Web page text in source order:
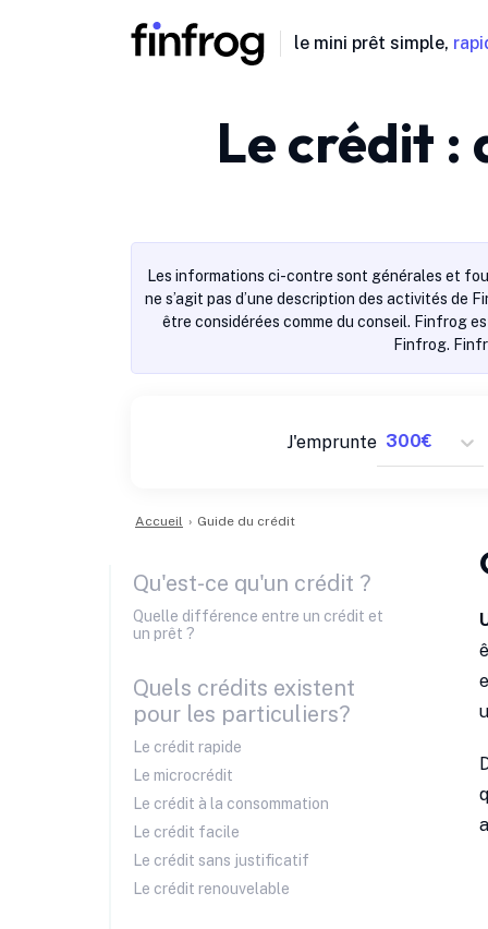
le mini prêt simple,
Le crédit :
Les informations ci-contre sont générales et
ne s’agit pas d’une description des activités de
être considérées comme du conseil. Finfrog
Finfrog.
J'emprunte
Accueil › Guide du crédit
Qu'est-ce qu'un crédit ?
Quelle différence entre un crédit et
un prêt ?
Quels crédits existent
pour les particuliers?
Le crédit rapide
Le microcrédit
Le crédit à la consommation
Le crédit facile
Le crédit sans justificatif
Le crédit renouvelable